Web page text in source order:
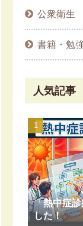
公衆衛生
書籍・勉
人気記事
「熱中症
した！